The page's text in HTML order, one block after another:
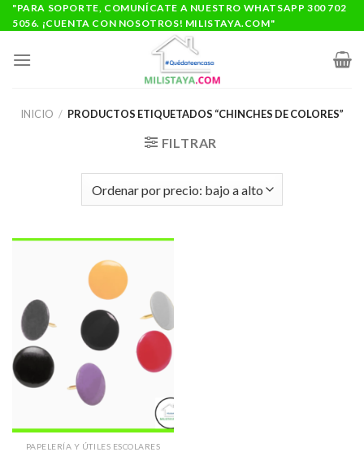
Saltar
al
"PARA SOPORTE, COMUNÍCATE A NUESTRO WHATSAPP 300 702
5056. ¡CUENTA CON NOSOTROS! MILISTAYA.COM"
INICIO / PRODUCTOS ETIQUETADOS “CHINCHES DE COLORES”
FILTRAR
PAPELERÍA Y ÚTILES ESCOLARES